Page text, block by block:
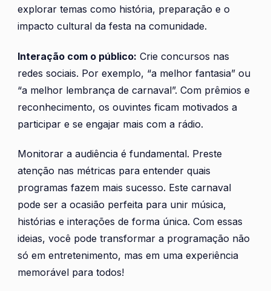
explorar temas como história, preparação e o
impacto cultural da festa na comunidade.
Interação com o público: Crie concursos nas
redes sociais. Por exemplo, “a melhor fantasia” ou
“a melhor lembrança de carnaval”. Com prêmios e
reconhecimento, os ouvintes ficam motivados a
participar e se engajar mais com a rádio.
Monitorar a audiência é fundamental. Preste
atenção nas métricas para entender quais
programas fazem mais sucesso. Este carnaval
pode ser a ocasião perfeita para unir música,
histórias e interações de forma única. Com essas
ideias, você pode transformar a programação não
só em entretenimento, mas em uma experiência
memorável para todos!